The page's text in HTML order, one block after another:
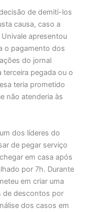
de demití-los
causa, caso a
apresentou
o pagamento dos
do jornal
terceira pegada ou o
teria prometido
não atenderia às
dos líderes do
de pegar serviço
em casa após
por 7h. Durante
em criar uma
de descontos por
dos casos em